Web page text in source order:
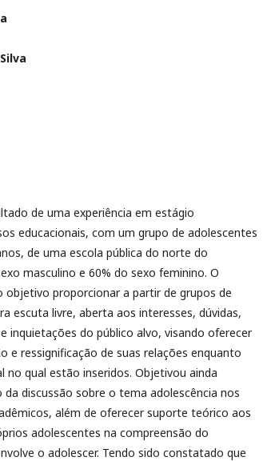
de uma experiência em estágio
educacionais, com um grupo de adolescentes
de uma escola pública do norte do
masculino e 60% do sexo feminino. O
proporcionar a partir de grupos de
escuta livre, aberta aos interesses, dúvidas,
inquietações do público alvo, visando oferecer
e ressignificação de suas relações enquanto
qual estão inseridos. Objetivou ainda
discussão sobre o tema adolescência nos
além de oferecer suporte teórico aos
adolescentes na compreensão do
o adolescer. Tendo sido constatado que